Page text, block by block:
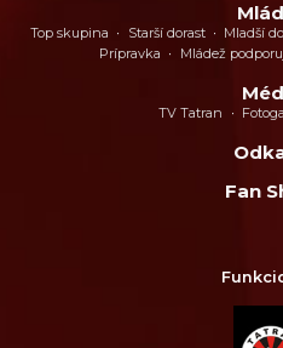
Top skupina Starší dorast Mladší
Prípravka
Mládež
TV Tatran
Fan